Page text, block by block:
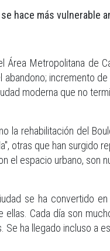
se hace más vulnerable
Área Metropolitana de
abandono; incremento
moderna que no
la rehabilitación del
otras que han surgido
el espacio urbano, son
se ha convertido
ellas. Cada día son
Se ha llegado incluso a